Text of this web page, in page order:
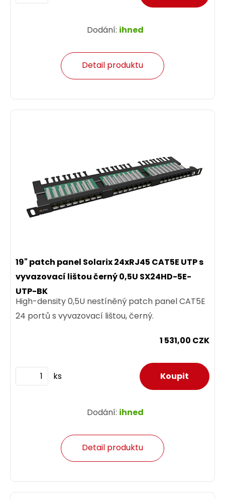
Dodání: ihned
Detail produktu
19" patch panel Solarix 24xRJ45 CAT5E UTP s
vyvazovací lištou černý 0,5U SX24HD-5E-
UTP-BK
High-density 0,5U nestíněný patch panel CAT5E
24 portů s vyvazovací lištou, černý.
1 531,00 CZK
ks
Dodání: ihned
Detail produktu